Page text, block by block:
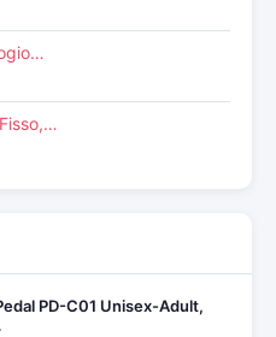
PD-C01 Unisex-Adult,